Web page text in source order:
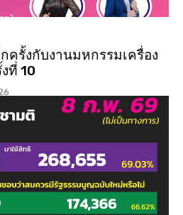
ครั้งกับงานมหกรรมเครื่อง
ที่ 10